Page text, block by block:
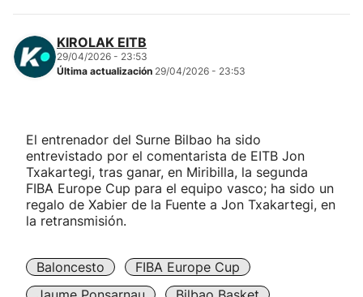
Más deportes
"Helmuga"
KIROLAK EITB
29/04/2026 - 23:53
Última actualización 29/04/2026 - 23:53
El entrenador del Surne Bilbao ha sido
entrevistado por el comentarista de EITB Jon
Txakartegi, tras ganar, en Miribilla, la segunda
FIBA Europe Cup para el equipo vasco; ha sido un
regalo de Xabier de la Fuente a Jon Txakartegi, en
la retransmisión.
Baloncesto
FIBA Europe Cup